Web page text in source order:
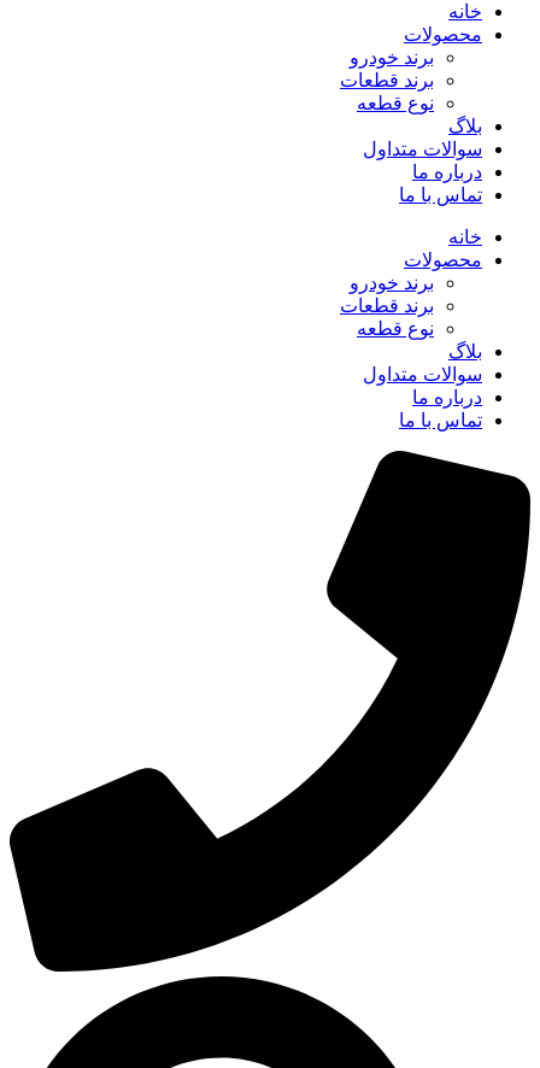
خانه
محصولات
برند خودرو
برند قطعات
نوع قطعه
بلاگ
سوالات متداول
درباره ما
تماس با ما
خانه
محصولات
برند خودرو
برند قطعات
نوع قطعه
بلاگ
سوالات متداول
درباره ما
تماس با ما